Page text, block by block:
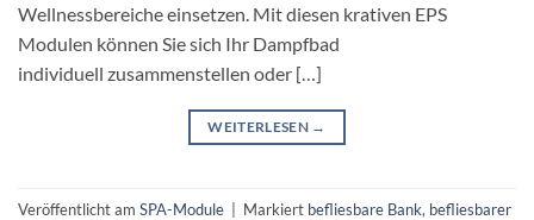
Wellnessbereiche einsetzen. Mit diesen krativen EPS
Modulen können Sie sich Ihr Dampfbad
individuell zusammenstellen oder […]
WEITERLESEN →
Veröffentlicht am SPA-Module Markiert befliesbare Bank, befliesbarer